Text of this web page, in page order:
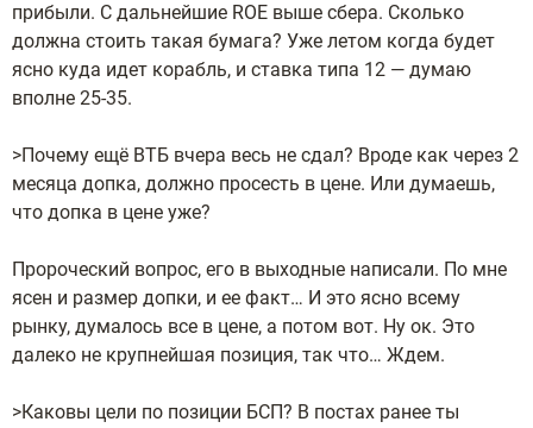
прибыли. С дальнейшие ROE выше сбера. Сколько
должна стоить такая бумага? Уже летом когда будет
ясно куда идет корабль, и ставка типа 12 — думаю
вполне 25-35.
>Почему ещё ВТБ вчера весь не сдал? Вроде как через 2
месяца допка, должно просесть в цене. Или думаешь,
что допка в цене уже?
Пророческий вопрос, его в выходные написали. По мне
ясен и размер допки, и ее факт… И это ясно всему
рынку, думалось все в цене, а потом вот. Ну ок. Это
далеко не крупнейшая позиция, так что… Ждем.
>Каковы цели по позиции БСП? В постах ранее ты